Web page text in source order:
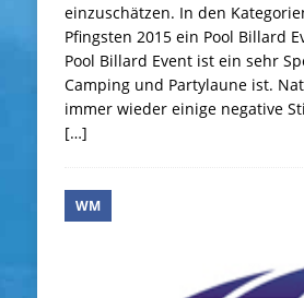
einzuschätzen. In den
Pfingsten 2015 ein Pool Billard
Pool Billard Event ist ein sehr
Camping und Partylaune ist.
immer wieder einige negative
[…]
WM